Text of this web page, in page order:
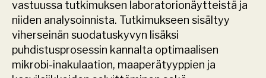
vastuussa tutkimuksen laboratorionäytteistä ja
niiden analysoinnista. Tutkimukseen sisältyy
viherseinän suodatuskyvyn lisäksi
puhdistusprosessin kannalta optimaalisen
mikrobi-inakulaation, maaperätyyppien ja